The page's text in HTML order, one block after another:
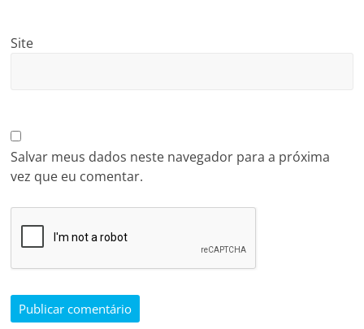
Site
Salvar meus dados neste navegador para a próxima
vez que eu comentar.